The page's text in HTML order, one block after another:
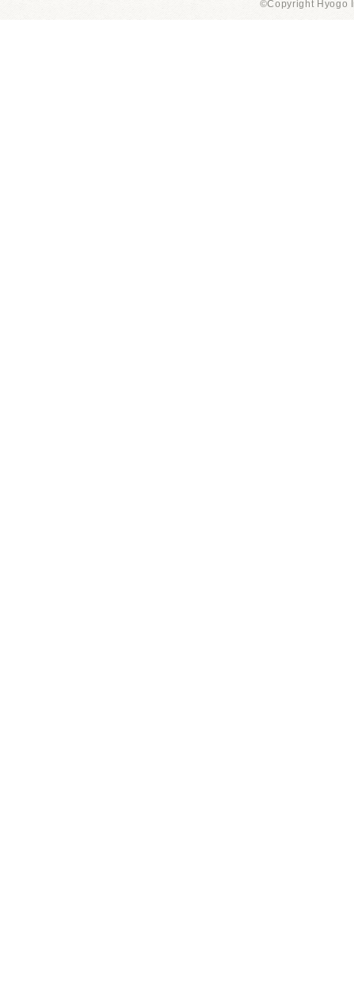
©Copyright Hyogo